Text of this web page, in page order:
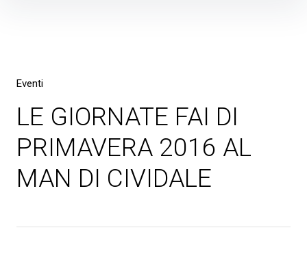
Eventi
LE GIORNATE FAI DI
PRIMAVERA 2016 AL
MAN DI CIVIDALE